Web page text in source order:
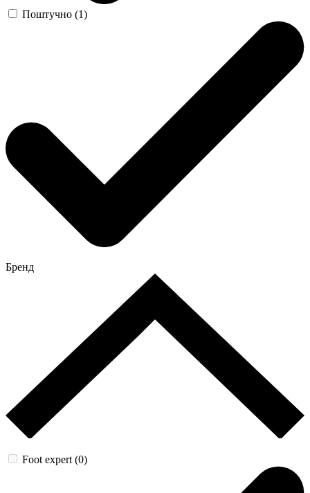
Поштучно (1)
Бренд
Foot expert (0)